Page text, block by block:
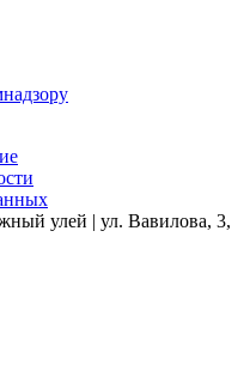
улей | ул. Вавилова, 3,